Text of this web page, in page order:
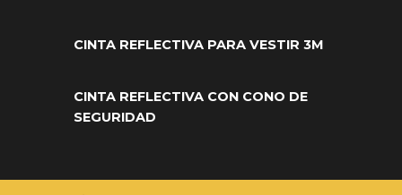
CINTA REFLECTIVA PARA VESTIR 3M
CINTA REFLECTIVA CON CONO DE
SEGURIDAD